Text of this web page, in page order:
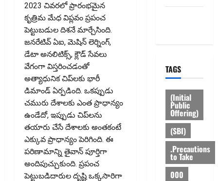
2023 చివరలో ప్రారంభమైన
కృత్రిమ మేధ విప్లవం ప్రపంచ
పెట్టుబడుల దిశనే మార్చేసింది.
జనరేటివ్ ఏఐ, మెషిన్ లెర్నింగ్‌,
డేటా అనలిటిక్స్‌, క్లౌడ్ సేవలు
వేగంగా విస్తరించడంతో
అత్యాధునిక చిప్‌లకు భారీ
డిమాండ్ ఏర్పడింది. ఒకప్పుడు
చమురు దేశాలకు ఎంత ప్రాధాన్యం
ఉండేదో, ఇప్పుడు చిప్‌లను
తయారు చేసే దేశాలకు అంతకంటే
ఎక్కువ ప్రాధాన్యం పెరిగింది. ఈ
పరిణామాన్ని తైవాన్‌ పూర్తిగా
అందిపుచ్చుకుంది. ప్రపంచ
పెట్టుబడిదారుల దృష్టి ఒక్కసారిగా
TAGS
(Initial
Public
Offering)
(SBI)
.Precautions
to Take
000